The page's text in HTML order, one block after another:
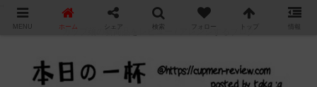
カップ麺の新商品をレビュー / アレンジするブログ
MENU ホーム シェア 検索 フォロー トップ 情報